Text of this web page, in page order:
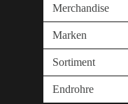
Merchandise
Marken
Sortiment
Endrohre